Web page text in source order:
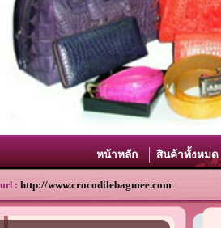
หน้าหลัก สินค้าทั้งหมด
url : http://www.crocodilebagmee.com